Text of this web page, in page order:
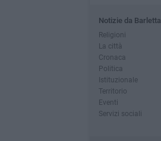
Notizie da Barletta
Religioni
La città
Cronaca
Politica
Istituzionale
Territorio
Eventi
Servizi sociali